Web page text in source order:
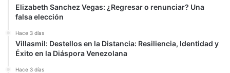
Elizabeth Sanchez Vegas: ¿Regresar o renunciar? Una
falsa elección
Hace 3 días
Villasmil: Destellos en la Distancia: Resiliencia, Identidad y
Éxito en la Diáspora Venezolana
Hace 3 días